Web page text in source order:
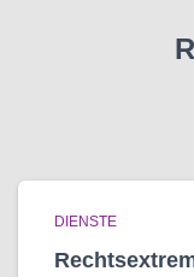
DIENSTE